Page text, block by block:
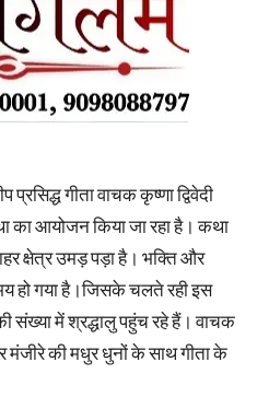
प्रसिद्ध गीता वाचक कृष्णा द्विवेदी
का आयोजन किया जा रहा है। कथा
क्षेत्र उमड़ पड़ा है। भक्ति और
हो गया है।जिसके चलते रही इस
संख्या में श्रद्धालु पहुंच रहे हैं। वाचक
मंजीरे की मधुर धुनों के साथ गीता के